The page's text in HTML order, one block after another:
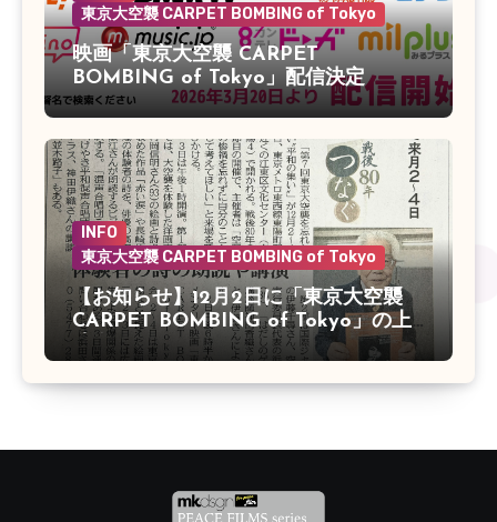
東京大空襲 CARPET BOMBING of Tokyo
映画「東京大空襲 CARPET
BOMBING of Tokyo」配信決定
INFO
東京大空襲 CARPET BOMBING of Tokyo
【お知らせ】12月2日に「東京大空襲
CARPET BOMBING of Tokyo」の上
映会があります